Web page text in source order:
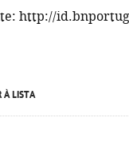
http://
À LISTA